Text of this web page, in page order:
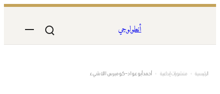
المحتوى
أنطولوجي
الرئيسية › منشورات إبداعية › أحمد أبو عواد – كومبرس اللاشيء